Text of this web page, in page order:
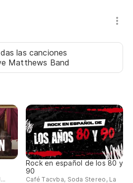
las canciones
Matthews Band
Rock en español de los 80 y
90
Café Tacvba, Soda Stereo, La